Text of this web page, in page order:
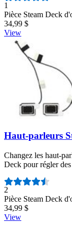
Nombre d'avis :
1
Pièce Steam Deck
34,99 $
View
Haut-parleurs
Changez les haut-
Deck pour régler
Nombre d'avis :
2
Pièce Steam Deck
34,99 $
View